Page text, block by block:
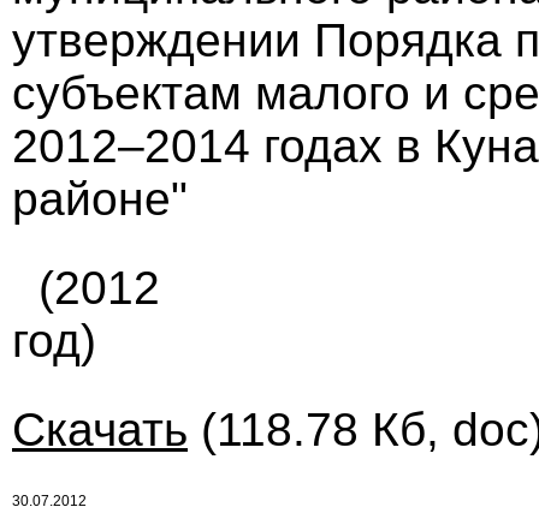
утверждении Порядка
субъектам малого и
2012–2014 годах в
районе"
(2012
год)
Скачать (118.78 Кб,
30.07.2012